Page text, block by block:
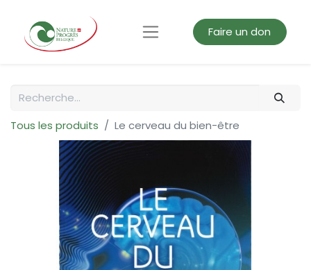
Faire un don
Tous les produits Le cerveau du bien-être